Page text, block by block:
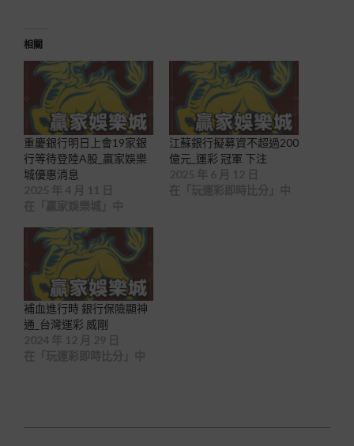
相關
重慶銀行明日上會19家銀
行等待登陸A股_贏家娛樂
城優惠消息
江蘇銀行擬募資不超過200
億元_運彩 冠軍 下注
補血進行時 銀行保險顯神
通_台灣運彩 威剛